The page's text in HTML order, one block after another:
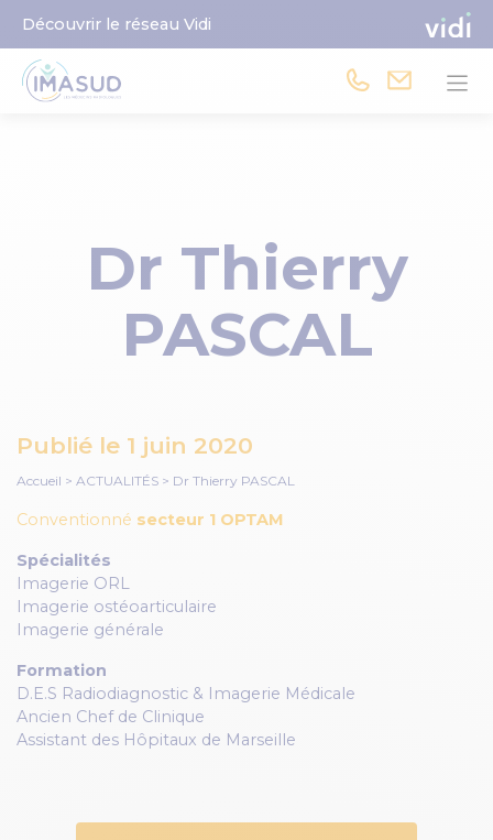
Découvrir le réseau Vidi
Dr Thierry
PASCAL
Publié le 1 juin 2020
Accueil > ACTUALITÉS > Dr Thierry PASCAL
Conventionné secteur 1 OPTAM
Spécialités
Imagerie ORL
Imagerie ostéoarticulaire
Imagerie générale
Formation
D.E.S Radiodiagnostic & Imagerie Médicale
Ancien Chef de Clinique
Assistant des Hôpitaux de Marseille